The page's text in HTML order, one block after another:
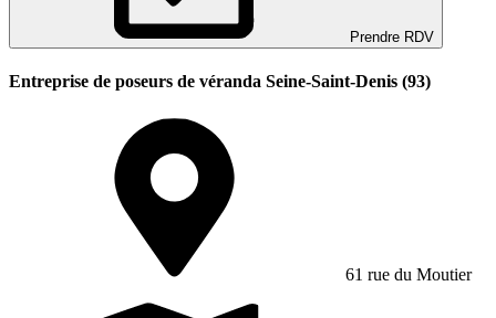
Prendre RDV
Entreprise de poseurs de véranda Seine-Saint-Denis (93)
61 rue du Moutier